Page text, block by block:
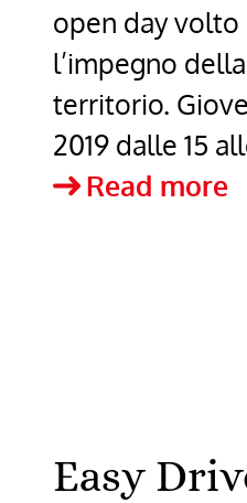
open day volto
l’impegno
territorio.
2019 dalle 15
Read more
Easy